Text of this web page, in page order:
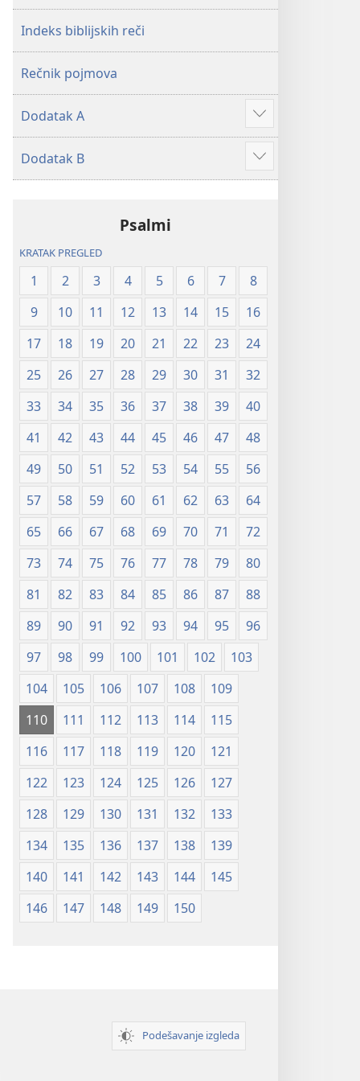
2019)2019)
Indeks biblijskih reči
Rečnik pojmova
Dodatak A Više
Dodatak B Više
Psalmi
KRATAK PREGLED
1 2 3 4 5 6 7
8
9
10 11 12 13 14 15
16
17
18 19 20 21 22 23
24
25
26 27 28 29 30 31
32
33
34 35 36 37 38 39
40
41
42 43 44 45 46 47
48
49
50 51 52 53 54 55
56
57
58 59 60 61 62 63
64
65
66 67 68 69 70 71
72
73
74 75 76 77 78 79
80
81
82 83 84 85 86 87
88
89
90 91 92 93 94 95
96
97
98 99 100 101 102
103
104
105 106 107 108
109
110
111 112 113 114
115
116
117 118 119 120
121
122
123 124 125 126
127
128
129 130 131 132
133
134
135 136 137 138
139
140
141 142 143 144
145
146
147 148 149 150
Podešavanje izgleda